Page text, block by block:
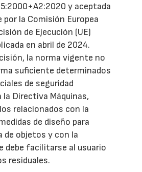
y aceptada
la Comisión Europea
de Ejecución (UE)
en abril de 2024.
la norma vigente no
suficiente determinados
de seguridad
Directiva Máquinas,
relacionados con la
de diseño para
de objetos y con la
debe facilitarse al usuario
residuales.